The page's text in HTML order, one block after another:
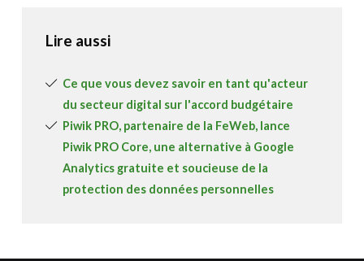
Lire aussi
Ce que vous devez savoir en tant qu'acteur
du secteur digital sur l'accord budgétaire
Piwik PRO, partenaire de la FeWeb, lance
Piwik PRO Core, une alternative à Google
Analytics gratuite et soucieuse de la
protection des données personnelles